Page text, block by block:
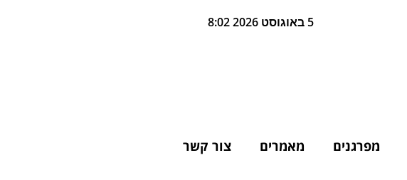
5 באוגוסט 2026 8:02
מפרגנים מאמרים צור קשר